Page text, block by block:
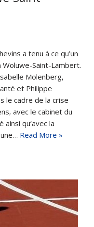
a tenu à ce qu’un
Saint-Lambert.
Molenberg,
et Philippe
le cadre de la crise
avec le cabinet du
qu’avec la
Read More »